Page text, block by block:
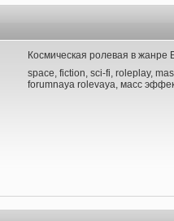
Космическая ролевая в жанре
space, fiction, sci-fi, roleplay,
forumnaya rolevaya, масс